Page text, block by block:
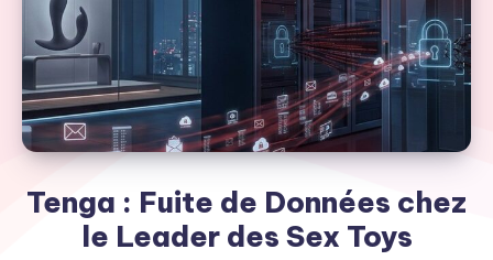
Tenga : Fuite de Données chez
le Leader des Sex Toys